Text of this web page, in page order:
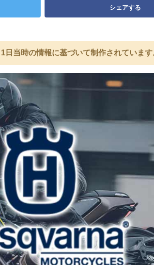
シェアする
日当時の情報に基づいて制作されています